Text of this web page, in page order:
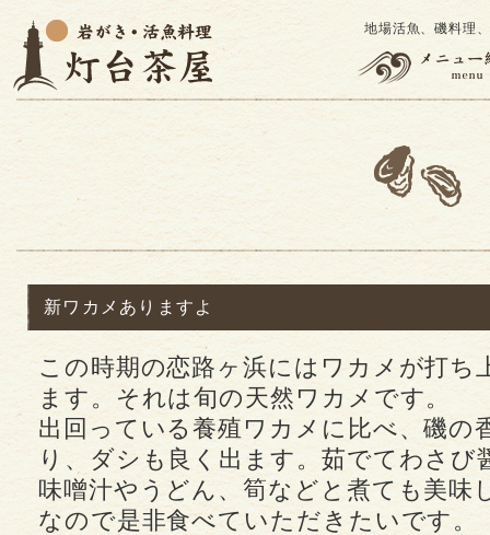
地場活魚、磯料理
新ワカメありますよ
この時期の恋路ヶ浜にはワカメが打ち
ます。それは旬の天然ワカメです。
出回っている養殖ワカメに比べ、磯の
り、ダシも良く出ます。茹でてわさび
味噌汁やうどん、筍などと煮ても美味
なので是非食べていただきたいです。